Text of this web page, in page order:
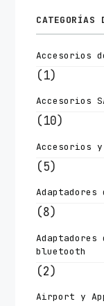
CATEGORÍAS
Accesorios
(1)
Accesorios
(10)
Accesorios
(5)
Adaptadores
(8)
bluetooth
(2)
Airport y